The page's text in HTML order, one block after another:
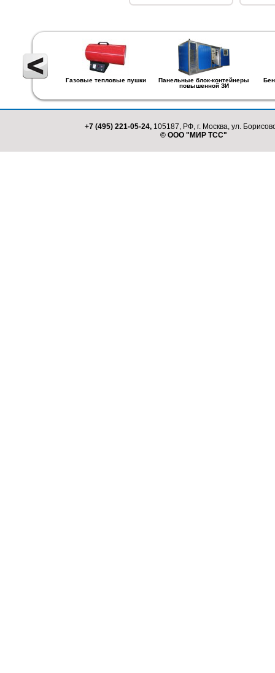
Газовые тепловые пушки
Панельные блок-контейнеры
повышенной ЗИ
+7 (495) 221-05-24, 105187, РФ, г. Москва, ул.
© ООО "МИР ТСС"